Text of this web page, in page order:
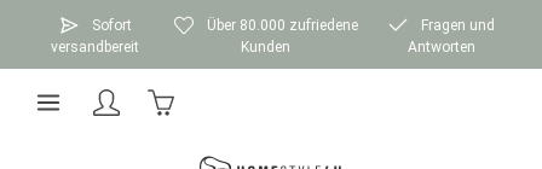
Zum Hauptinhalt springen
Sofort
versandbereit
Über 80.000 zufriedene
Kunden
Fragen und
Antworten